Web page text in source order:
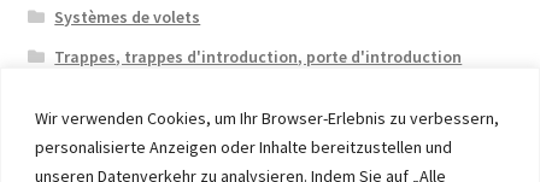
Wir verwenden Cookies, um Ihr Browser-Erlebnis zu verbessern,
personalisierte Anzeigen oder Inhalte bereitzustellen und
unseren Datenverkehr zu analysieren. Indem Sie auf „Alle
Systèmes de volets
Trappes, trappes d'introduction, porte d'introduction